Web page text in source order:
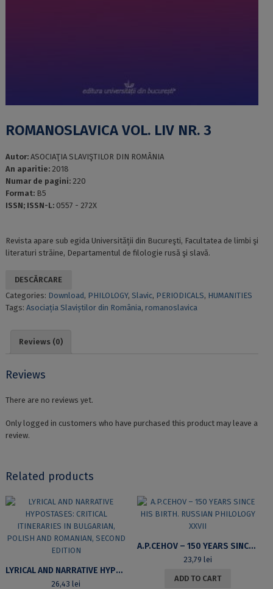
ROMANOSLAVICA VOL. LIV NR. 3
Autor: ASOCIAŢIA SLAVIŞTILOR DIN ROMÂNIA
An aparitie: 2018
Numar de pagini: 220
Format: B5
ISSN; ISSN-L: 0557 - 272X
Revista apare sub egida Universității din Bucureşti, Facultatea de limbi şi
literaturi străine, Departamentul de filologie rusă şi slavă.
DESCĂRCARE
Categories: Download, PHILOLOGY, Slavic, PERIODICALS, HUMANITIES
Tags: Asociația Slaviștilor din România, romanoslavica
Reviews (0)
Reviews
There are no reviews yet.
Only logged in customers who have purchased this product may leave a
review.
Related products
LYRICAL AND NARRATIVE HYPOSTASES: CRITICAL ITINERARIES IN BULGARIAN, POLISH AND ROMANIAN, SECOND EDITION
26,43 lei
A.P.CEHOV – 150 YEARS SINCE HIS BIRTH. RUSSIAN PHILOLOGY XXVII
23,79 lei
ADD TO CART